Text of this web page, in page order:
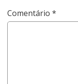
Comentário *